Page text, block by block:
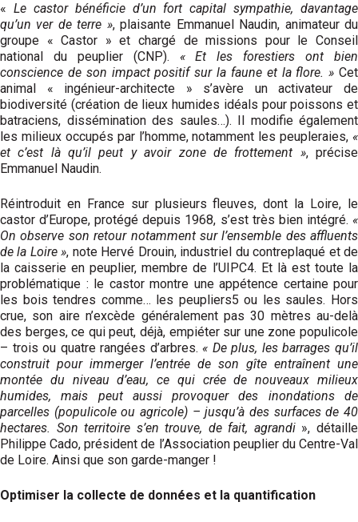
« Le castor bénéficie d’un fort capital sympathie, davantage
qu’un ver de terre », plaisante Emmanuel Naudin, animateur du
groupe « Castor » et chargé de missions pour le Conseil
national du peuplier (CNP). « Et les forestiers ont bien
conscience de son impact positif sur la faune et la flore. » Cet
animal « ingénieur-architecte » s’avère un activateur de
biodiversité (création de lieux humides idéals pour poissons et
batraciens, dissémination des saules…). Il modifie également
les milieux occupés par l’homme, notamment les peupleraies, «
et c’est là qu’il peut y avoir zone de frottement », précise
Emmanuel Naudin.
Réintroduit en France sur plusieurs fleuves, dont la Loire, le
castor d’Europe, protégé depuis 1968, s’est très bien intégré. «
On observe son retour notamment sur l’ensemble des affluents
de la Loire », note Hervé Drouin, industriel du contreplaqué et de
la caisserie en peuplier, membre de l’UIPC4. Et là est toute la
problématique : le castor montre une appétence certaine pour
les bois tendres comme… les peupliers5 ou les saules. Hors
crue, son aire n’excède généralement pas 30 mètres au-delà
des berges, ce qui peut, déjà, empiéter sur une zone populicole
– trois ou quatre rangées d’arbres. « De plus, les barrages qu’il
construit pour immerger l’entrée de son gîte entraînent une
montée du niveau d’eau, ce qui crée de nouveaux milieux
humides, mais peut aussi provoquer des inondations de
parcelles (populicole ou agricole) – jusqu’à des surfaces de 40
hectares. Son territoire s’en trouve, de fait, agrandi », détaille
Philippe Cado, président de l’Association peuplier du Centre-Val
de Loire. Ainsi que son garde-manger !
Optimiser la collecte de données et la quantification